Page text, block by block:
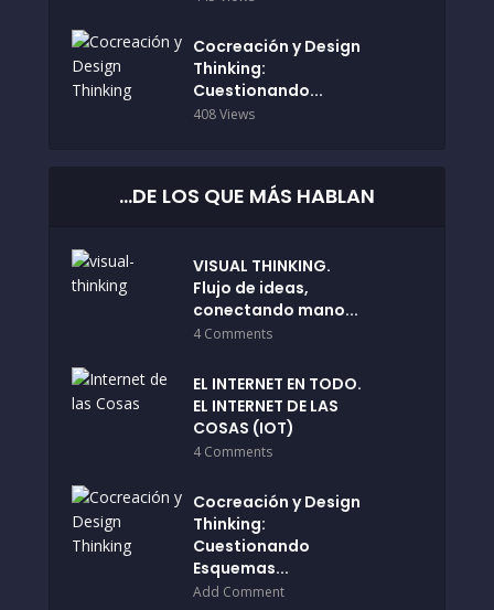
Cocreación y Design
Thinking:
Cuestionando...
408 Views
…DE LOS QUE MÁS HABLAN
VISUAL THINKING.
Flujo de ideas,
conectando mano...
4 Comments
EL INTERNET EN TODO.
EL INTERNET DE LAS
COSAS (IOT)
4 Comments
Cocreación y Design
Thinking:
Cuestionando
Esquemas...
Add Comment